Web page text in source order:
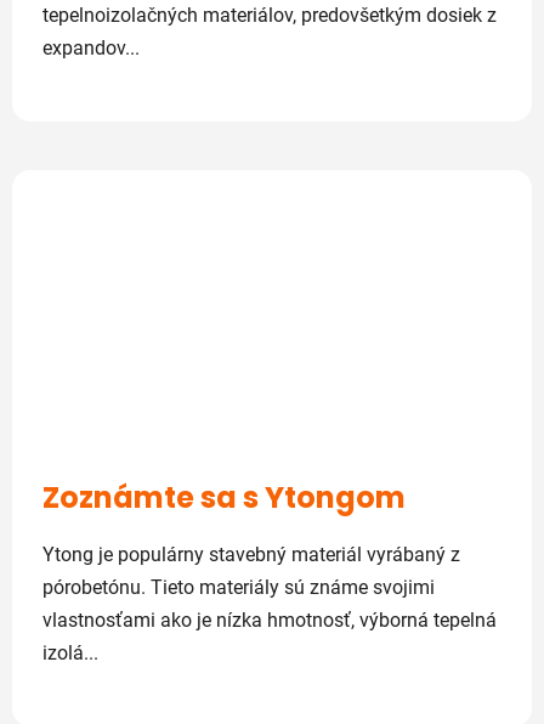
tepelnoizolačných materiálov, predovšetkým dosiek z
expandov...
Zoznámte sa s Ytongom
Ytong je populárny stavebný materiál vyrábaný z
pórobetónu. Tieto materiály sú známe svojimi
vlastnosťami ako je nízka hmotnosť, výborná tepelná
izolá...